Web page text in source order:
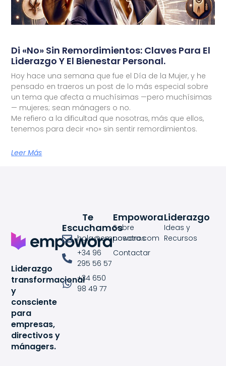
Di «No» Sin Remordimientos: Claves Para El
Liderazgo Y El Bienestar Personal.
Hoy hace una semana que fue el Día de la Mujer, y he
pensado en traeros un post de lo más especial sobre
un tema que afecta a muchísimas —pero muchísimas
— mujeres; sean mánagers o no.
Me refiero a la dificultad que nosotras, más que ellos,
tenemos para decir «no» sin sentir remordimientos.
Leer Más
Liderazgo
transformacional
y
consciente
para
empresas,
directivos y
mánagers.
Liderazgo
Ideas y
Recursos
Empowora
Sobre
nosotros
Contactar
Te
Escuchamos
hola@empowora.com
+34 96
295 56 57
+34 650
98 49 77